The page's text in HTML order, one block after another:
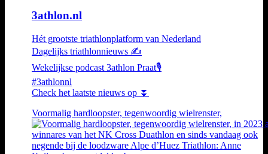
3athlon.nl
Hét grootste triathlonplatform van Nederland
Dagelijks triathlonnieuws ✍️
Wekelijkse podcast 3athlon Praat🎙️
#3athlonnl
Check het laatste nieuws op ⏬
Voormalig hardloopster, tegenwoordig wielrenster,